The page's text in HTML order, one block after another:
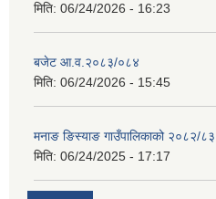
मिति: 06/24/2026 - 16:23
बजेट आ.व.२०८३/०८४
मिति: 06/24/2026 - 15:45
मनाङ ङिस्याङ गाउँपालिकाको २०८२/८३
मिति: 06/24/2025 - 17:17